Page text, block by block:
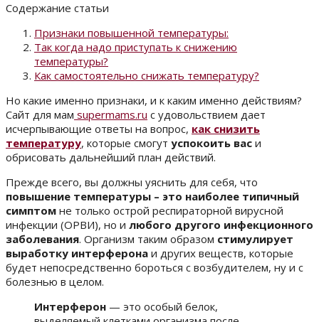
Содержание статьи
Признаки повышенной температуры:
Так когда надо приступать к снижению
температуры?
Как самостоятельно снижать температуру?
Но какие именно признаки, и к каким именно действиям?
Сайт для мам supermams.ru с удовольствием дает
исчерпывающие ответы на вопрос, как снизить
температуру, которые смогут успокоить вас и
обрисовать дальнейший план действий.
Прежде всего, вы должны уяснить для себя, что
повышение температуры – это наиболее типичный
симптом не только острой респираторной вирусной
инфекции (ОРВИ), но и любого другого инфекционного
заболевания. Организм таким образом стимулирует
выработку интерферона и других веществ, которые
будет непосредственно бороться с возбудителем, ну и с
болезнью в целом.
Интерферон — это особый белок,